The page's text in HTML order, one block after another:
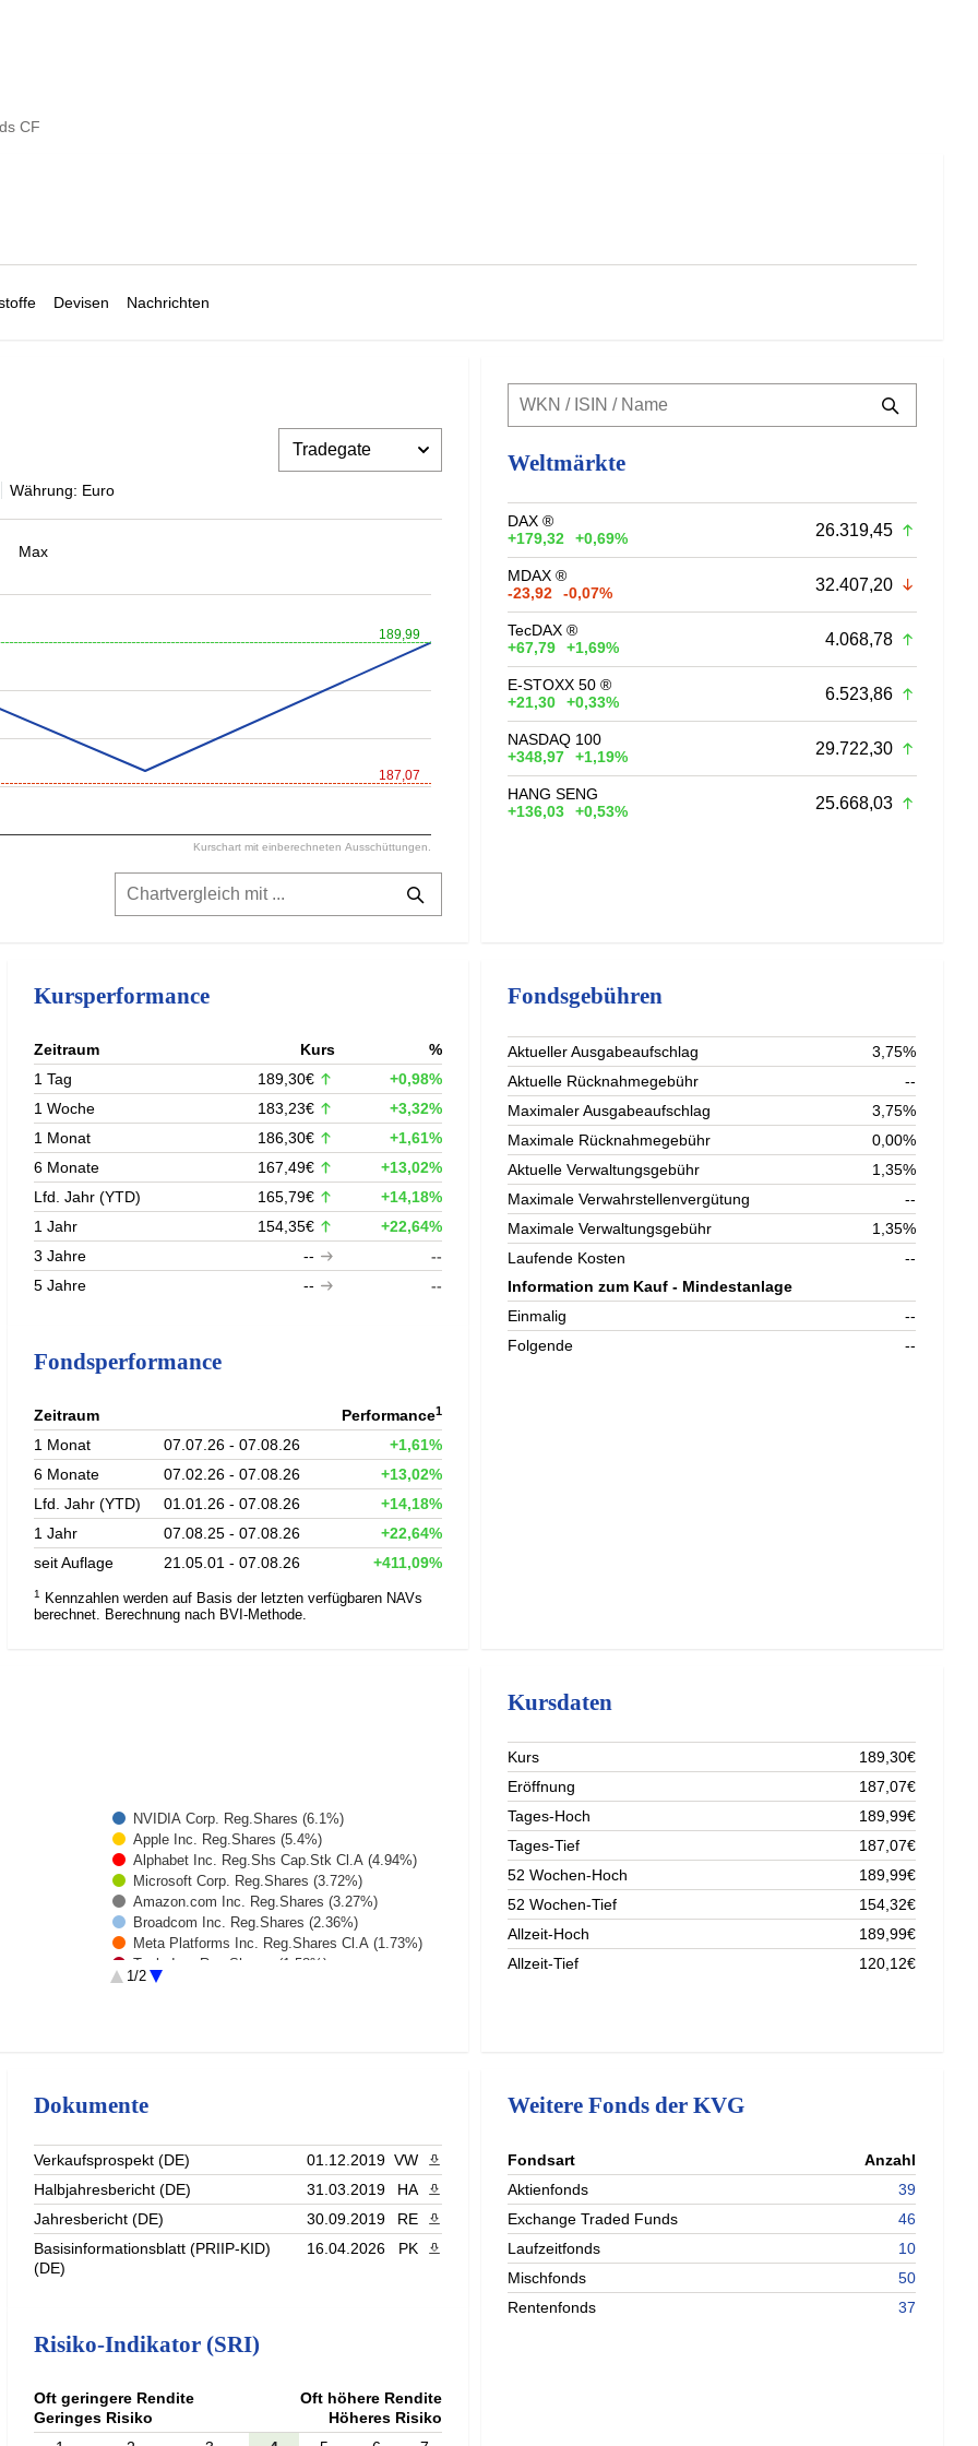
CF
Devisen Nachrichten
Währung: Euro
Max
189,99
187,07
Kurschart mit einberechneten Ausschüttungen.
Weltmärkte
DAX ®
+179,32
+0,69% 26.319,45
MDAX ®
-23,92
-0,07% 32.407,20
TecDAX ®
+67,79
+1,69% 4.068,78
E-STOXX 50 ®
+21,30
+0,33% 6.523,86
NASDAQ 100
+348,97
+1,19% 29.722,30
HANG SENG
+136,03
+0,53% 25.668,03
Kursperformance
Zeitraum Kurs
%
1 Tag
189,30€
+0,98%
1 Woche
183,23€
+3,32%
1 Monat
186,30€
+1,61%
6 Monate
167,49€
+13,02%
Lfd. Jahr (YTD)
165,79€
+14,18%
1 Jahr
154,35€
+22,64%
3 Jahre
--
--
5 Jahre
-- --
Fondsperformance
Zeitraum Performance1
1 Monat 07.07.26 - 07.08.26
+1,61%
6 Monate
07.02.26 - 07.08.26
+13,02%
Lfd. Jahr (YTD)
01.01.26 - 07.08.26
+14,18%
1 Jahr
07.08.25 - 07.08.26
+22,64%
seit Auflage
21.05.01 - 07.08.26 +411,09%
1
Kennzahlen werden auf Basis der letzten verfügbaren NAVs
berechnet. Berechnung nach BVI-Methode.
Fondsgebühren
Aktueller Ausgabeaufschlag
3,75%
Aktuelle Rücknahmegebühr
--
Maximaler Ausgabeaufschlag
3,75%
Maximale Rücknahmegebühr
0,00%
Aktuelle Verwaltungsgebühr
1,35%
Maximale Verwahrstellenvergütung
--
Maximale Verwaltungsgebühr
1,35%
Laufende Kosten
--
Information zum Kauf - Mindestanlage
Einmalig
--
Folgende
--
NVIDIA Corp. Reg.Shares (6.1%)
Apple Inc. Reg.Shares (5.4%)
Alphabet Inc. Reg.Shs Cap.Stk Cl.A (4.94%)
Microsoft Corp. Reg.Shares (3.72%)
Amazon.com Inc. Reg.Shares (3.27%)
Broadcom Inc. Reg.Shares (2.36%)
Meta Platforms Inc. Reg.Shares Cl.A (1.73%)
Tesla Inc. Reg.Shares (1.58%)
JPMorgan Chase & Co. Reg.Shares (1.35%)
1/2
Kursdaten
Kurs
189,30€
Eröffnung
187,07€
Tages-Hoch
189,99€
Tages-Tief
187,07€
52 Wochen-Hoch
189,99€
52 Wochen-Tief
154,32€
Allzeit-Hoch
189,99€
Allzeit-Tief
120,12€
Dokumente
Verkaufsprospekt (DE) 01.12.2019 VW
PDF herunterladen
Halbjahresbericht (DE)
31.03.2019 HA
PDF herunterladen
Jahresbericht (DE)
30.09.2019 RE
PDF herunterladen
Basisinformationsblatt (PRIIP-KID)
(DE)
16.04.2026 PK PDF herunterladen
Risiko-Indikator (SRI)
Oft geringere Rendite
Geringes Risiko
Oft höhere Rendite
Höheres Risiko
Weitere Fonds der KVG
Fondsart
Anzahl
Aktienfonds
39
Exchange Traded Funds
46
Laufzeitfonds
10
Mischfonds
50
Rentenfonds
37